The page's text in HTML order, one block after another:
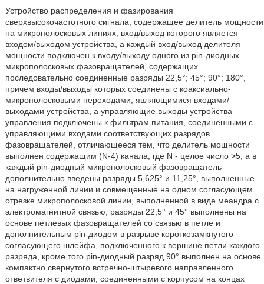
Устройство распределения и фазирования
сверхвысокочастотного сигнала, содержащее делитель мощности
на микрополосковых линиях, вход/выход которого является
входом/выходом устройства, а каждый вход/выход делителя
мощности подключен к входу/выходу одного из pin-диодных
микрополосковых фазовращателей, содержащих
последовательно соединенные разряды 22,5°; 45°; 90°; 180°,
причем входы/выходы которых соединены с коаксиально-
микрополосковыми переходами, являющимися входами/
выходами устройства, а управляющие выходы устройства
управления подключены к фильтрам питания, соединенными с
управляющими входами соответствующих разрядов
фазовращателей, отличающееся тем, что делитель мощности
выполнен содержащим (N-4) канала, где N - целое число >5, а в
каждый pin-диодный микрополосковый фазовращатель
дополнительно введены разряды 5,625° и 11,25°, выполненные
на нагруженной линии и совмещенные на одном согласующем
отрезке микрополосковой линии, выполненной в виде меандра с
электромагнитной связью, разряды 22,5° и 45° выполнены на
основе петлевых фазовращателей со связью в петле и
дополнительным pin-диодом в разрыве короткозамкнутого
согласующего шлейфа, подключенного к вершине петли каждого
разряда, кроме того pin-диодный разряд 90° выполнен на основе
компактно свернутого встречно-штыревого направленного
ответвителя с диодами, соединенными с корпусом на концах